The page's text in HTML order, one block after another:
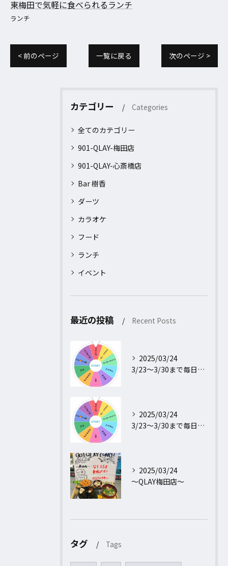
東梅田で気軽に食べられるランチ
ランチ
< 前のページ 一覧に戻る 次のページ >
カテゴリー Categories
全てのカテゴリー
901-QLAY-梅田店
901-QLAY-心斎橋店
Bar 樹香
ダーツ
カラオケ
フード
ランチ
イベント
最近の投稿 Recent Posts
2025/03/24
3/23〜3/30まで毎日行われるフォロー＆リポストキャンペ...
2025/03/24
3/23〜3/30まで毎日行われるフォロー＆リポストキャンペ...
2025/03/24
〜QLAY梅田店〜
タグ Tags